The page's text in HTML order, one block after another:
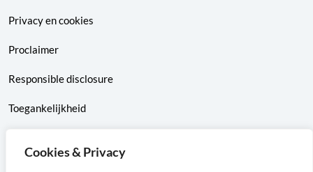
Cookies & Privacy
Privacyencookies
Proclaimer
Responsible disclosure
Toegankelijkheid